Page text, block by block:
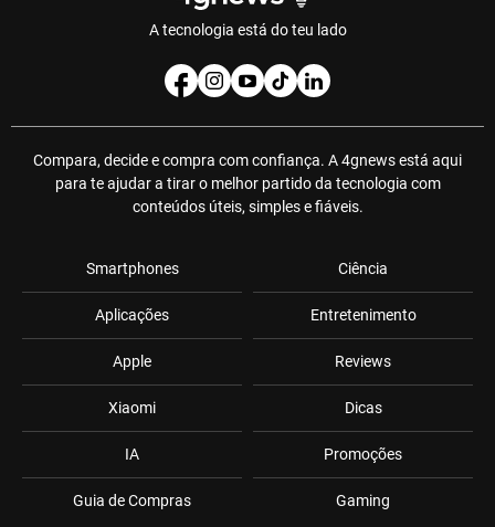
A tecnologia está do teu lado
Compara, decide e compra com confiança. A 4gnews está aqui
para te ajudar a tirar o melhor partido da tecnologia com
conteúdos úteis, simples e fiáveis.
Smartphones
Aplicações
Apple
Xiaomi
IA
Guia de Compras
Ciência
Entretenimento
Reviews
Dicas
Promoções
Gaming